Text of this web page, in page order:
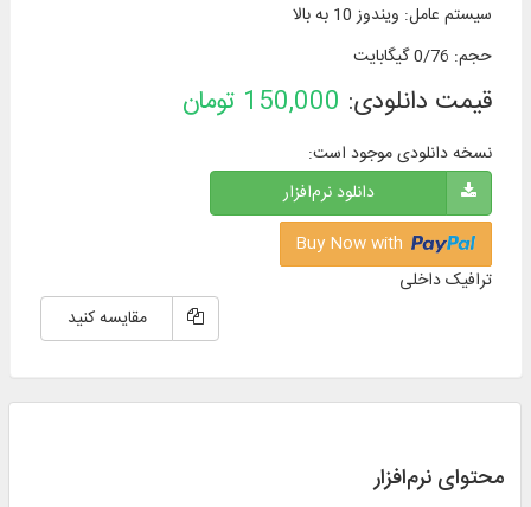
سیستم عامل: ویندوز 10 به بالا
حجم: 0/76 گیگابایت
قیمت دانلودی: 150,000 تومان
نسخه دانلودی موجود است:
دانلود نرم‌افزار
ترافیک داخلی
مقایسه کنید
محتوای نرم‌افزار